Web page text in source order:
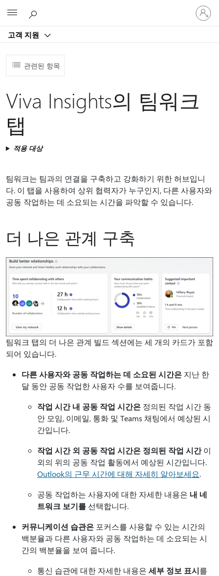
고객 지원
귀
하
계
관련된 항목
Viva Insights의 팀워크
탭
적용 대상
팀워크는 팀과의 연결을 구축하고 강화하기 위한 허브입니
다. 이 탭을 사용하여 상위 협력자가 누구인지, 다른 사용자와
공동 작업하는 데 소요되는 시간을 파악할 수 있습니다.
더 나은 관계 구축
팀워크 탭의 더 나은 관계 빌드 섹션에는 세 개의 카드가 포함
되어 있습니다.
다른 사용자와 공동 작업하는 데 소요된 시간은 지난 한
달 동안 공동 작업한 사용자 수를 보여줍니다.
작업 시간 내 공동 작업 시간은 정의된 작업 시간 동
안 모임, 이메일, 통화 및 Teams 채팅에서 예상된 시
간입니다.
작업 시간 외 공동 작업 시간은 정의된 작업 시간이
외의 위의 공동 작업 활동에서 예상된 시간입니다.
Outlook의 근무 시간에 대해 자세히 알아보세요.
공동 작업하는 사용자에 대한 자세한 내용은 내 네
트워크 보기를 선택합니다.
커뮤니케이션 습관은 포커스를 사용할 수 있는 시간의
백분율과 다른 사용자와 공동 작업하는 데 소요되는 시
간의 백분율을 보여 줍니다.
통신 습관에 대한 자세한 내용은 세부 정보 표시를